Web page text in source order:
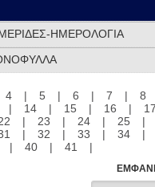
ΗΜΕΡΟΛΟΓΙΑ
4 | 5 | 6 | 7 | 8
| 14 | 15 | 16 | 17
| 23 | 24 | 25 |
| 32 | 33 | 34 |
| 40 | 41 |